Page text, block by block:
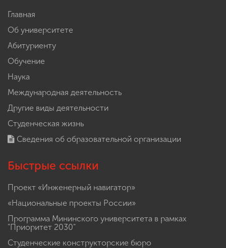
Главная
Об университете
Абитуриенту
Обучение
Наука
Международная деятельность
Другие виды деятельности
Студенческая жизнь
Сведения об образовательной организации
Быстрые ссылки
Проект «Инженерный навигатор»
«Национальные проекты России»
Программа Мининского университета в рамках
"Приоритет 2030"
Студенческие конструкторские бюро